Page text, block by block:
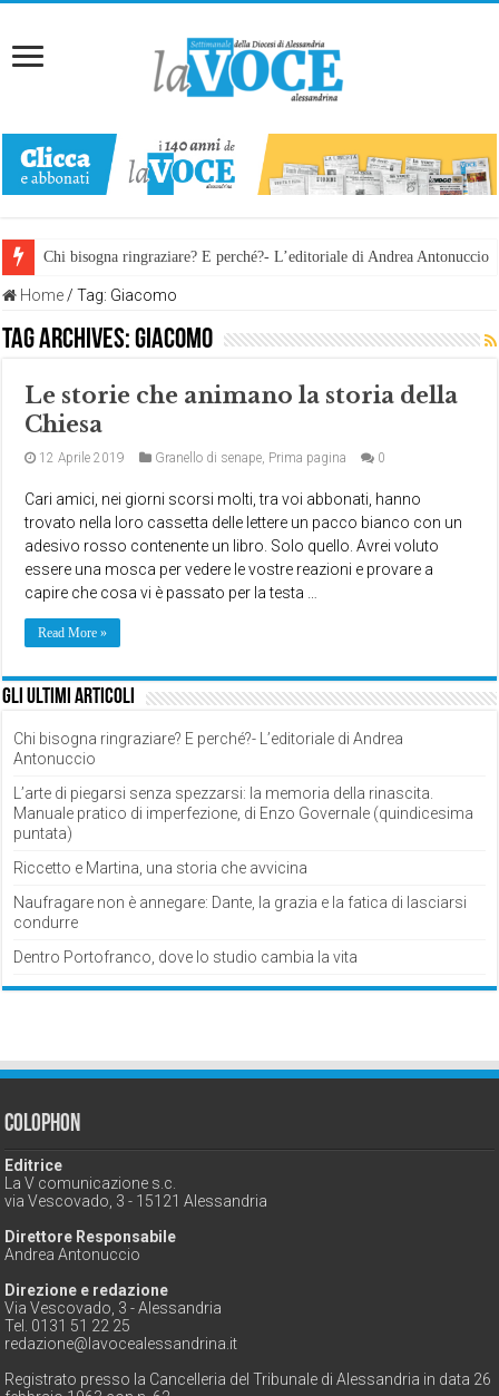
Chi bisogna ringraziare? E perché?- L’editoriale di Andrea Antonuccio
Home / Tag: Giacomo
Tag Archives:Giacomo
Le storie che animano la storia della
Chiesa
12 Aprile 2019 Granello di senape, Prima pagina 0
Cari amici, nei giorni scorsi molti, tra voi abbonati, hanno
trovato nella loro cassetta delle lettere un pacco bianco con un
adesivo rosso contenente un libro. Solo quello. Avrei voluto
essere una mosca per vedere le vostre reazioni e provare a
capire che cosa vi è passato per la testa …
Read More »
Gli ultimi articoli
Chi bisogna ringraziare? E perché?- L’editoriale di Andrea
Antonuccio
L’arte di piegarsi senza spezzarsi: la memoria della rinascita.
Manuale pratico di imperfezione, di Enzo Governale (quindicesima
puntata)
Riccetto e Martina, una storia che avvicina
Naufragare non è annegare: Dante, la grazia e la fatica di lasciarsi
condurre
Dentro Portofranco, dove lo studio cambia la vita
Colophon
Editrice
La V comunicazione s.c.
via Vescovado, 3 - 15121 Alessandria
Direttore Responsabile
Andrea Antonuccio
Direzione e redazione
Via Vescovado, 3 - Alessandria
Tel. 0131 51 22 25
redazione@lavocealessandrina.it
Registrato presso la Cancelleria del Tribunale di Alessandria in data 26